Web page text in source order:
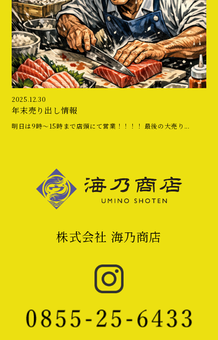
2025.12.30
年末売り出し情報
明日は9時〜15時まで店頭にて営業！！！！ 最後の大売り...
株式会社 海乃商店